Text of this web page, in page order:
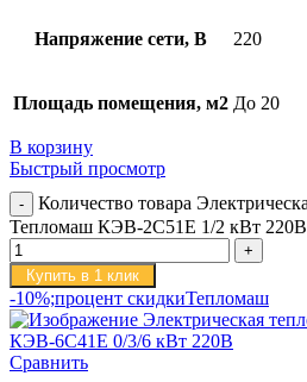
Напряжение сети, В 220
Площадь помещения, м2 До 20
В корзину
Быстрый просмотр
Количество товара
Тепломаш КЭВ-2С51Е 1/2 кВт 220В
Купить в 1 клик
-10%;процент скидкиТепломаш
Сравнить